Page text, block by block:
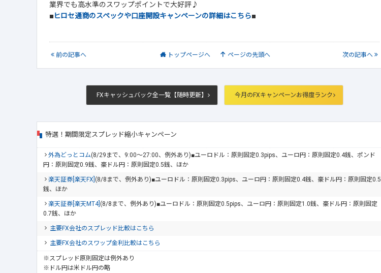
業界でも高水準のスワップポイントで大好評♪
■ヒロセ通商のスペックや口座開設キャンペーンの詳細はこちら■
前の記事へ トップページへ ページの先頭へ 次の記事へ
FXキャッシュバック全一覧【随時更新】 今月のFXキャンペーンお得度ランク
特選！期間限定スプレッド縮小キャンペーン
外為どっとコム(8/29まで、9:00～27:00、例外あり)■ユーロドル：原則固定0.3pips、ユーロ円：原則固定0.4銭、ポンド
円：原則固定0.9銭、豪ドル円：原則固定0.5銭、ほか
楽天証券[楽天FX] (8/8まで、例外あり)■ユーロドル：原則固定0.3pips、ユーロ円：原則固定0.4銭、豪ドル円：原則固定0.5
銭、ほか
楽天証券[楽天MT4] (8/8まで、例外あり)■ユーロドル：原則固定0.5pips、ユーロ円：原則固定1.0銭、豪ドル円：原則固定
0.7銭、ほか
主要FX会社のスプレッド比較はこちら
主要FX会社のスワップ金利比較はこちら
※スプレッド原則固定は例外あり
※ドル円は米ドル円の略